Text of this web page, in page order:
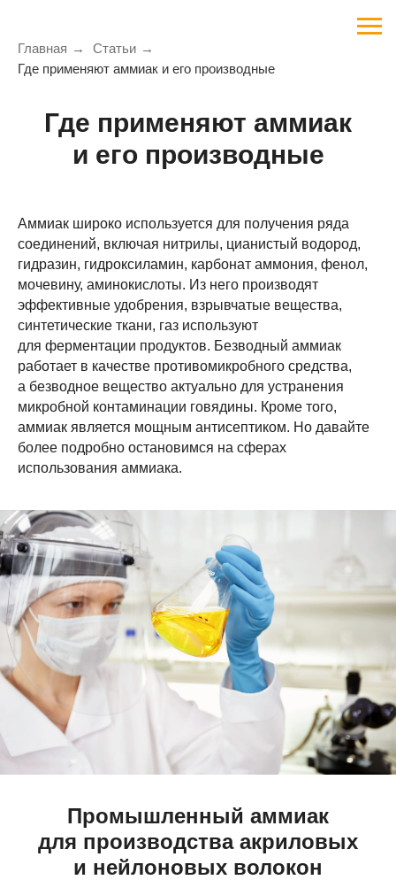
Главная → Статьи →
Где применяют аммиак и его производные
Где применяют аммиак
и его производные
Аммиак широко используется для получения ряда
соединений, включая нитрилы, цианистый водород,
гидразин, гидроксиламин, карбонат аммония, фенол,
мочевину, аминокислоты. Из него производят
эффективные удобрения, взрывчатые вещества,
синтетические ткани, газ используют
для ферментации продуктов. Безводный аммиак
работает в качестве противомикробного средства,
а безводное вещество актуально для устранения
микробной контаминации говядины. Кроме того,
аммиак является мощным антисептиком. Но давайте
более подробно остановимся на сферах
использования аммиака.
Промышленный аммиак
для производства акриловых
и нейлоновых волокон